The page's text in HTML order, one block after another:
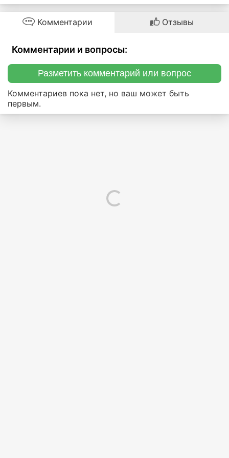
Комментарии Отзывы
Комментарии и вопросы:
Разметить комментарий или вопрос
Комментариев пока нет, но ваш может быть
первым.